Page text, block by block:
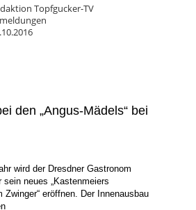
Topfgucker-TV
den „Angus-Mädels“ bei
wird der Dresdner Gastronom
sein neues „Kastenmeiers
Zwinger“ eröffnen. Der Innenausbau